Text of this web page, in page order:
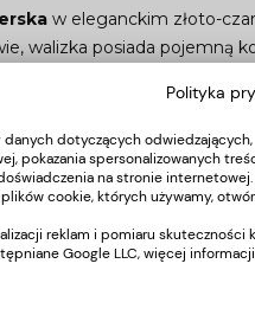
w eleganckim złoto-
walizka posiada pojemną
szczotek i innych
jakości materiałów
profesjonalny wygląd ,
ułatwia przenoszenie,
Polityka
dotyczących odwiedzających,
pokazania spersonalizowanych
na stronie
cookie, których używamy,
reklam i pomiaru skuteczności
Google LLC, więcej